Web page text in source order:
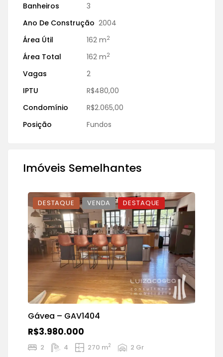
Banheiros
3
Ano De Construção 2004
Área Útil
162 m2
Área Total 162 m2
Vagas
2
IPTU
R$480,00
Condomínio
R$2.065,00
Posição
Fundos
Imóveis Semelhantes
DESTAQUE VENDA DESTAQUE
Gávea – GAV1404
R$3.980.000
2 4 270 m2 2 Gr